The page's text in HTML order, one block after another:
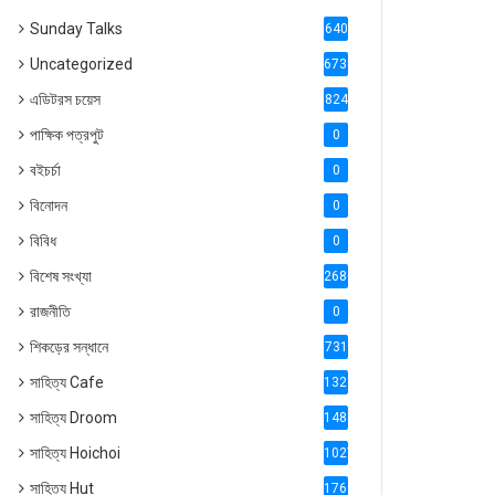
Sunday Talks 640
Uncategorized 6738
এডিটরস চয়েস 824
পাক্ষিক পত্রপুট 0
বইচর্চা 0
বিনোদন 0
বিবিধ 0
বিশেষ সংখ্যা 2686
রাজনীতি 0
শিকড়ের সন্ধানে 731
সাহিত্য Cafe 1321
সাহিত্য Droom 1488
সাহিত্য Hoichoi 1027
সাহিত্য Hut 1769